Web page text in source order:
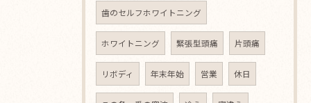
歯のセルフホワイトニング
ホワイトニング 緊張型頭痛 片頭痛
リボディ 年末年始 営業 休日